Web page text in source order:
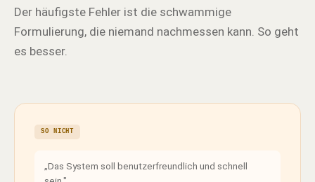
Der häufigste Fehler ist die schwammige
Formulierung, die niemand nachmessen kann. So geht
es besser.
SO NICHT
„Das System soll benutzerfreundlich und schnell